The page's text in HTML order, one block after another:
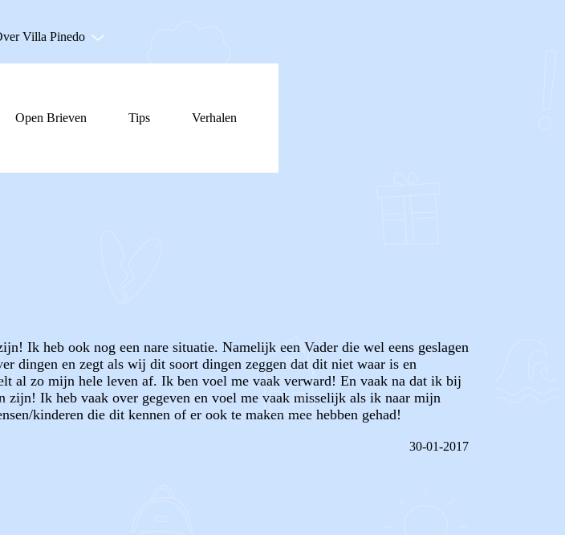
Villa Pinedo
Open Brieven Tips Verhalen
Ik heb ook nog een nare situatie. Namelijk een Vader die wel eens geslagen
dingen en zegt als wij dit soort dingen zeggen dat dit niet waar is en
al zo mijn hele leven af. Ik ben voel me vaak verward! En vaak na dat ik bij
zijn! Ik heb vaak over gegeven en voel me vaak misselijk als ik naar mijn
kinderen die dit kennen of er ook te maken mee hebben gehad!
30-01-2017